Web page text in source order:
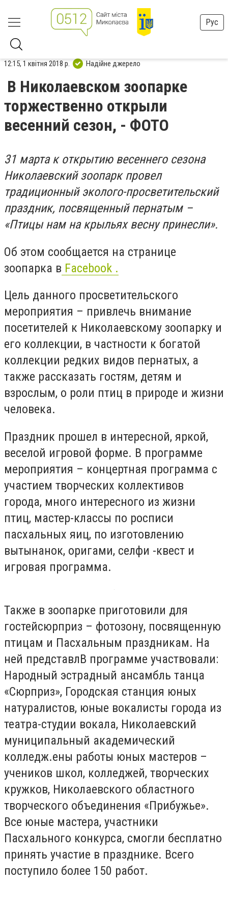
Рус
12:15, 1 квітня 2018 р. Надійне джерело
В Николаевском зоопарке
торжественно открыли
весенний сезон, - ФОТО
31 марта к открытию весеннего сезона
Николаевский зоопарк провел
традиционный эколого-просветительский
праздник, посвященный пернатым –
«Птицы нам на крыльях весну принесли».
Об этом сообщается на странице
зоопарка в Facebook .
Цель данного просветительского
мероприятия – привлечь внимание
посетителей к Николаевскому зоопарку и
его коллекции, в частности к богатой
коллекции редких видов пернатых, а
также рассказать гостям, детям и
взрослым, о роли птиц в природе и жизни
человека.
Праздник прошел в интересной, яркой,
веселой игровой форме. В программе
мероприятия – концертная программа с
участием творческих коллективов
города, много интересного из жизни
птиц, мастер-классы по росписи
пасхальных яиц, по изготовлению
вытынанок, оригами, селфи -квест и
игровая программа.
Также в зоопарке приготовили для
гостейсюрприз – фотозону, посвященную
птицам и Пасхальным праздникам. На
ней представлВ программе участвовали:
Народный эстрадный ансамбль танца
«Сюрприз», Городская станция юных
натуралистов, юные вокалисты города из
театра-студии вокала, Николаевский
муниципальный академический
колледж.ены работы юных мастеров –
учеников школ, колледжей, творческих
кружков, Николаевского областного
творческого объединения «Прибужье».
Все юные мастера, участники
Пасхального конкурса, смогли бесплатно
принять участие в празднике. Всего
поступило более 150 работ.